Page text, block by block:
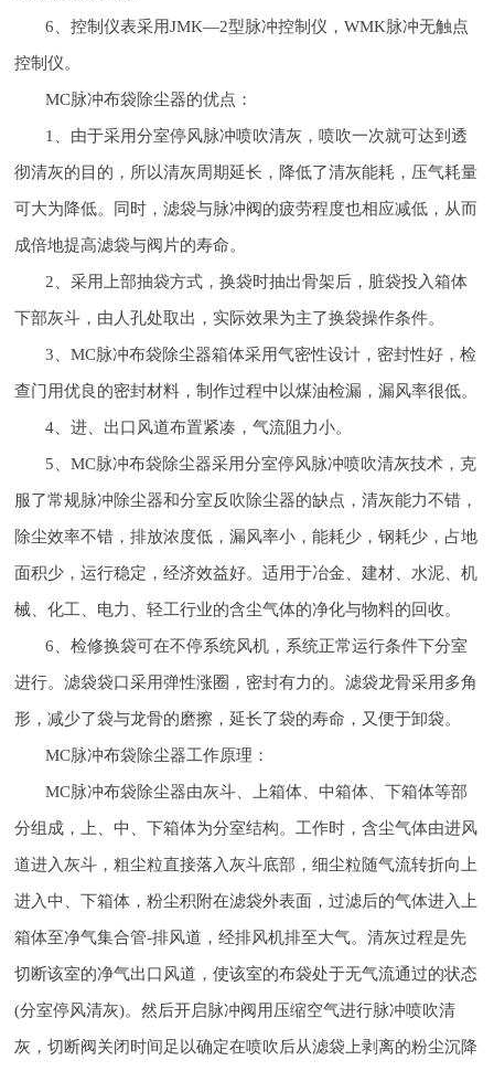
6、控制仪表采用JMK—2型脉冲控制仪，WMK脉冲无触点
控制仪。
MC脉冲布袋除尘器的优点：
1、由于采用分室停风脉冲喷吹清灰，喷吹一次就可达到透
彻清灰的目的，所以清灰周期延长，降低了清灰能耗，压气耗量
可大为降低。同时，滤袋与脉冲阀的疲劳程度也相应减低，从而
成倍地提高滤袋与阀片的寿命。
2、采用上部抽袋方式，换袋时抽出骨架后，脏袋投入箱体
下部灰斗，由人孔处取出，实际效果为主了换袋操作条件。
3、MC脉冲布袋除尘器箱体采用气密性设计，密封性好，检
查门用优良的密封材料，制作过程中以煤油检漏，漏风率很低。
4、进、出口风道布置紧凑，气流阻力小。
5、MC脉冲布袋除尘器采用分室停风脉冲喷吹清灰技术，克
服了常规脉冲除尘器和分室反吹除尘器的缺点，清灰能力不错，
除尘效率不错，排放浓度低，漏风率小，能耗少，钢耗少，占地
面积少，运行稳定，经济效益好。适用于冶金、建材、水泥、机
械、化工、电力、轻工行业的含尘气体的净化与物料的回收。
6、检修换袋可在不停系统风机，系统正常运行条件下分室
进行。滤袋袋口采用弹性涨圈，密封有力的。滤袋龙骨采用多角
形，减少了袋与龙骨的磨擦，延长了袋的寿命，又便于卸袋。
MC脉冲布袋除尘器工作原理：
MC脉冲布袋除尘器由灰斗、上箱体、中箱体、下箱体等部
分组成，上、中、下箱体为分室结构。工作时，含尘气体由进风
道进入灰斗，粗尘粒直接落入灰斗底部，细尘粒随气流转折向上
进入中、下箱体，粉尘积附在滤袋外表面，过滤后的气体进入上
箱体至净气集合管-排风道，经排风机排至大气。清灰过程是先
切断该室的净气出口风道，使该室的布袋处于无气流通过的状态
(分室停风清灰)。然后开启脉冲阀用压缩空气进行脉冲喷吹清
灰，切断阀关闭时间足以确定在喷吹后从滤袋上剥离的粉尘沉降